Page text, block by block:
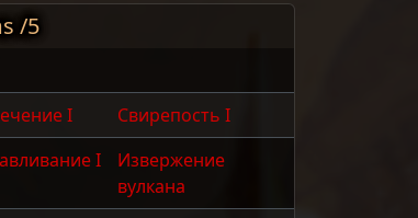
/5
I
Свирепость I
I
Извержение
вулкана